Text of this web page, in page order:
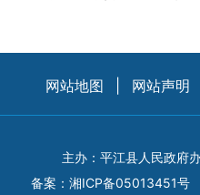
网站地图 网站声明
主办：平江县人民政府
备案： 湘ICP备05013451号